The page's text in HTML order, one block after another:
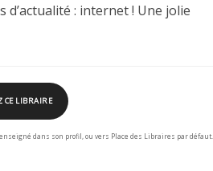
d’actualité : internet ! Une jolie
CE LIBRAIRE
dans son profil, ou vers Place des Libraires par défaut.